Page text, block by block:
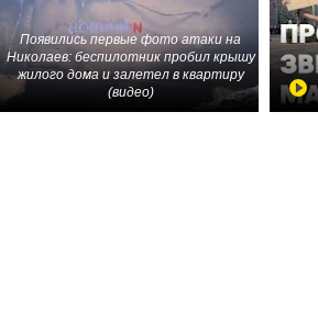
Появились первые фото атаки на
Николаев: беспилотник пробил крышу
жилого дома и залетел в квартиру
(видео)